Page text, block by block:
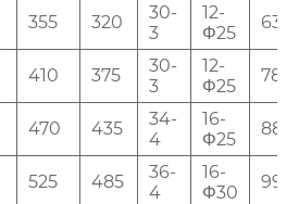
355 320
30-
3
12-
Φ25
630
410 375
30-
3
12-
Φ25
780
470 435
34-
4
16-
Φ25
885
525 485
36-
4
16-
Φ30
990